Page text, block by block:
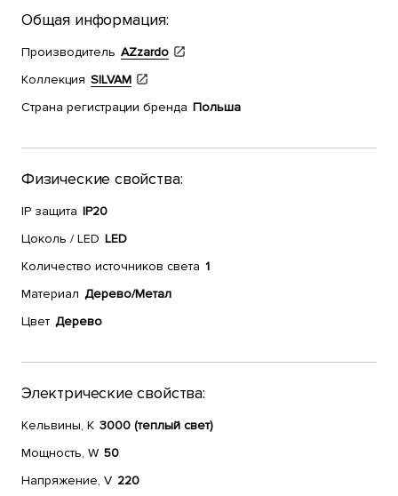
Общая информация:
Производитель AZzardo
Коллекция SILVAM
Страна регистрации бренда Польша
Физические свойства:
IP защита IP20
Цоколь / LED LED
Количество источников света 1
Материал Дерево/Метал
Цвет Дерево
Электрические свойства:
Кельвины, К 3000 (теплый свет)
Мощность, W 50
Напряжение, V 220